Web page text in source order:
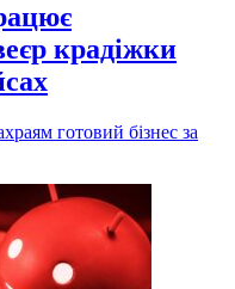
крадіжки
готовий бізнес за